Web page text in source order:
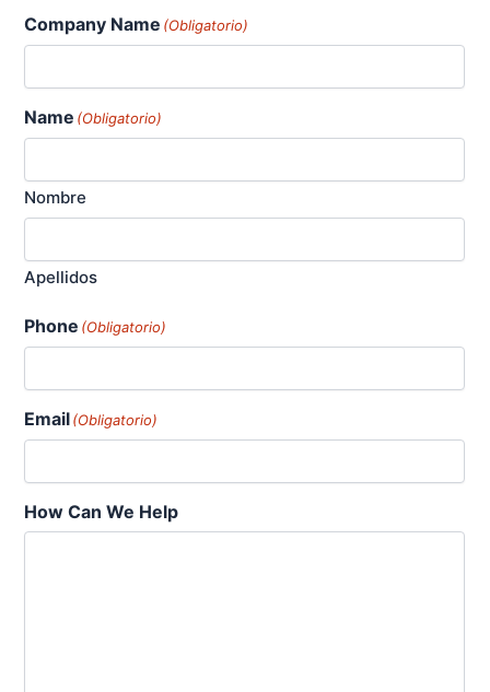
Company Name (Obligatorio)
Name (Obligatorio)
Nombre
Apellidos
Phone (Obligatorio)
Email(Obligatorio)
How Can We Help